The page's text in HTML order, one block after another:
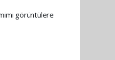
görüntülere